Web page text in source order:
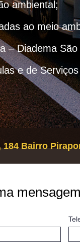
ambiental;
ao meio
– Diadema São
e de
Bairro